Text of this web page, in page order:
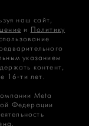
наш сайт,
и
Политику
указанием
контент,
16‑ти лет.
Meta
Федерации